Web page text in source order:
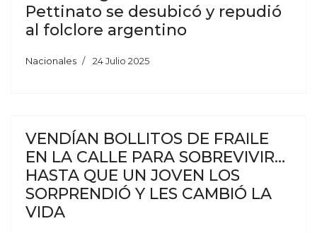
Pettinato se desubicó y repudió
al folclore argentino
Nacionales 24 Julio 2025
VENDÍAN BOLLITOS DE FRAILE
EN LA CALLE PARA SOBREVIVIR…
HASTA QUE UN JOVEN LOS
SORPRENDIÓ Y LES CAMBIÓ LA
VIDA